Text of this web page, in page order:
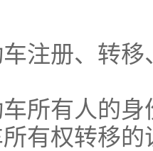
车注册、转
车所有人的
所有权转移